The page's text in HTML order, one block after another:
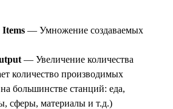
— Умножение создаваемых
— Увеличение количества
количество производимых
большинстве станций: еда,
сферы, материалы и т.д.)